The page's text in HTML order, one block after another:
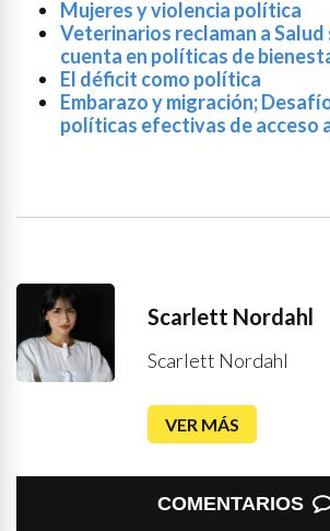
Mujeres y violencia política
Veterinarios reclaman a
cuenta en políticas de
El déficit como política
Embarazo y migración;
políticas efectivas de acceso
Scarlett Nordahl
Scarlett Nordahl
VER MÁS
COMENTARIOS